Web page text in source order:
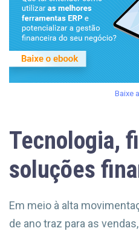
Baixe
Tecnologia,
soluções
Em meio à alta
de ano traz para as